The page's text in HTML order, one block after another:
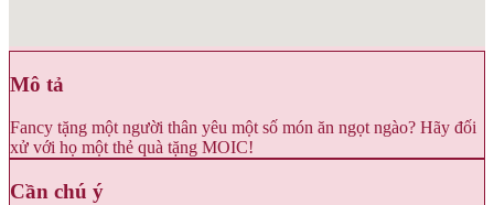
Mô tả
Fancy tặng một người thân yêu một số món ăn ngọt ngào? Hãy đối
xử với họ một thẻ quà tặng MOIC!
Cần chú ý